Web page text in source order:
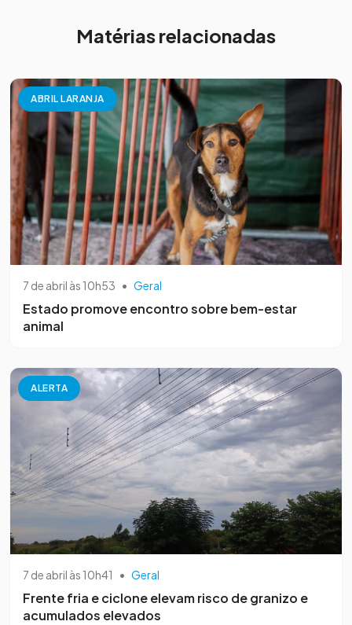
Matérias relacionadas
ABRIL LARANJA
7 de abril às 10h53 • Geral
Estado promove encontro sobre bem-estar
animal
ALERTA
7 de abril às 10h41 • Geral
Frente fria e ciclone elevam risco de granizo e
acumulados elevados